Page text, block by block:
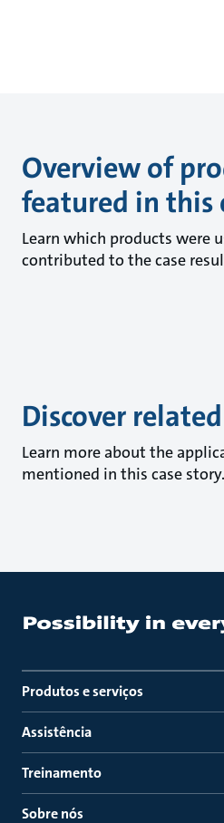
Overview of
featured in this
Learn which products were
contributed to the case
Discover
Learn more about the
mentioned in this case story.
Produtos e serviços
Assistência
Treinamento
Sobre nós